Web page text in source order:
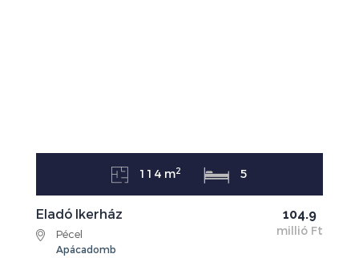
114 m2 5
104.9
millió Ft
Eladó Ikerház
Pécel
Apácadomb